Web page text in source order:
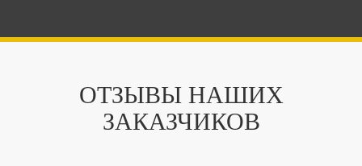
ОТЗЫВЫ НАШИХ
ЗАКАЗЧИКОВ